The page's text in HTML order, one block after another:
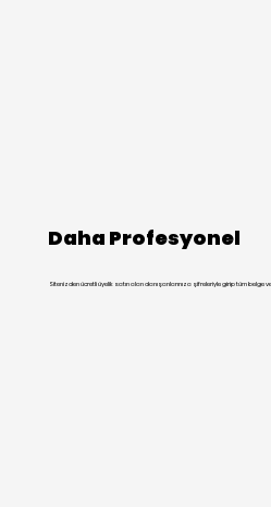
Daha Profesyonel
Sitenizden ücretli üyelik satın alan danışanlarınıza şifreleriyle girip tüm belge